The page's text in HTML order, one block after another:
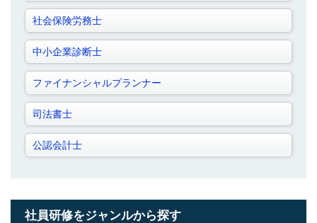
社会保険労務士
中小企業診断士
ファイナンシャルプランナー
司法書士
公認会計士
社員研修をジャンルから探す